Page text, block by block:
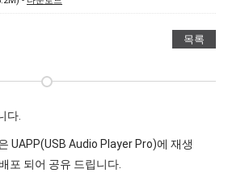
목록
다.
UAPP(USB Audio Player Pro)에 재생
포 되어 공유 드립니다.